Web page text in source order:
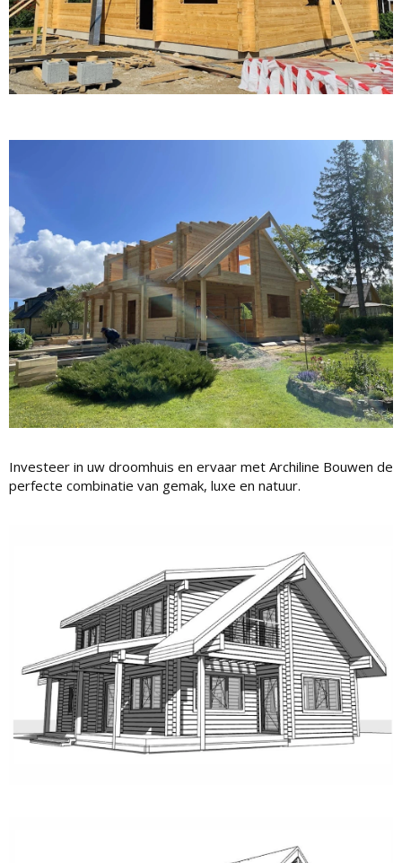
Investeer in uw droomhuis en ervaar met Archiline Bouwen de
perfecte combinatie van gemak, luxe en natuur.